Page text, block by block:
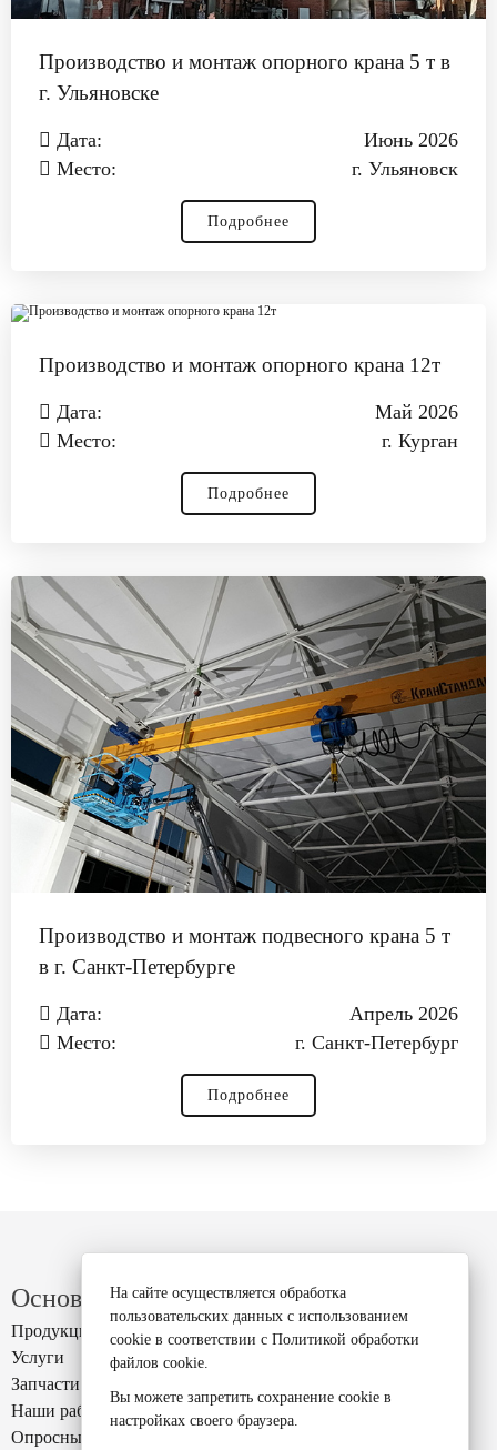
Производство и монтаж опорного крана 5 т в
г. Ульяновске
Дата:
Июнь 2026
Место:
г. Ульяновск
Подробнее
Производство и монтаж опорного крана 12т
Дата:
Май 2026
Место:
г. Курган
Подробнее
Производство и монтаж подвесного крана 5 т
в г. Санкт‑Петербурге
Дата:
Апрель 2026
Место:
г. Санкт‑Петербург
Подробнее
Основное
Продукция
Услуги
Запчасти
Наши работы
Опросный лист
На сайте осуществляется обработка
пользовательских данных с использованием
cookie в соответствии с Политикой обработки
файлов cookie.
Вы можете запретить сохранение cookie в
настройках своего браузера.